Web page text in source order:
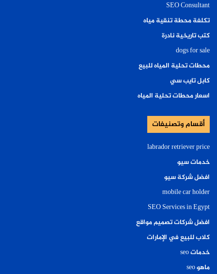
SEO Consultant
تكلفة محطة تنقية مياه
كتب تاريخية نادرة
dogs for sale
محطات تحلية المياه للبيع
كابل تايب سي
اسعار محطات تحلية المياه
أقسام وتصنيفات
labrador retriever price
خدمات سيو
افضل شركة سيو
mobile car holder
SEO Services in Egypt
افضل شركات تصميم مواقع
كلاب للبيع في الإمارات
خدمات seo
ماهو seo